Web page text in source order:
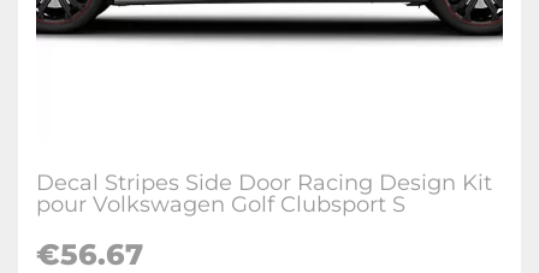
Decal Stripes Side Door Racing Design Kit
pour Volkswagen Golf Clubsport S
€56.67